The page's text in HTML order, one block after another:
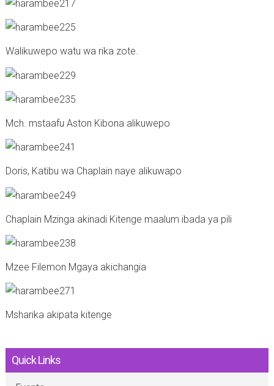
Walikuwepo watu wa rika zote.
Mch. mstaafu Aston Kibona alikuwepo
Doris, Katibu wa Chaplain naye alikuwapo
Chaplain Mzinga akinadi Kitenge maalum ibada ya pili
Mzee Filemon Mgaya akichangia
Msharika akipata kitenge
Quick Links